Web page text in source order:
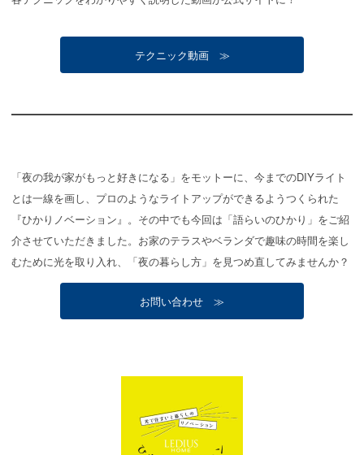
テクニック動画 ≫
「夜の我が家がもっと好きになる」をモットーに、今までのDIYライト
とは一線を画し、プロのようなライトアップができるようつくられた
『ひかりノベーション』。その中でも今回は「語らいのひかり」をご紹
介させていただきました。お家のテラスやベランダで趣味の時間を楽し
むために光を取り入れ、「夜の暮らし方」を見つめ直してみませんか？
お問い合わせ ≫